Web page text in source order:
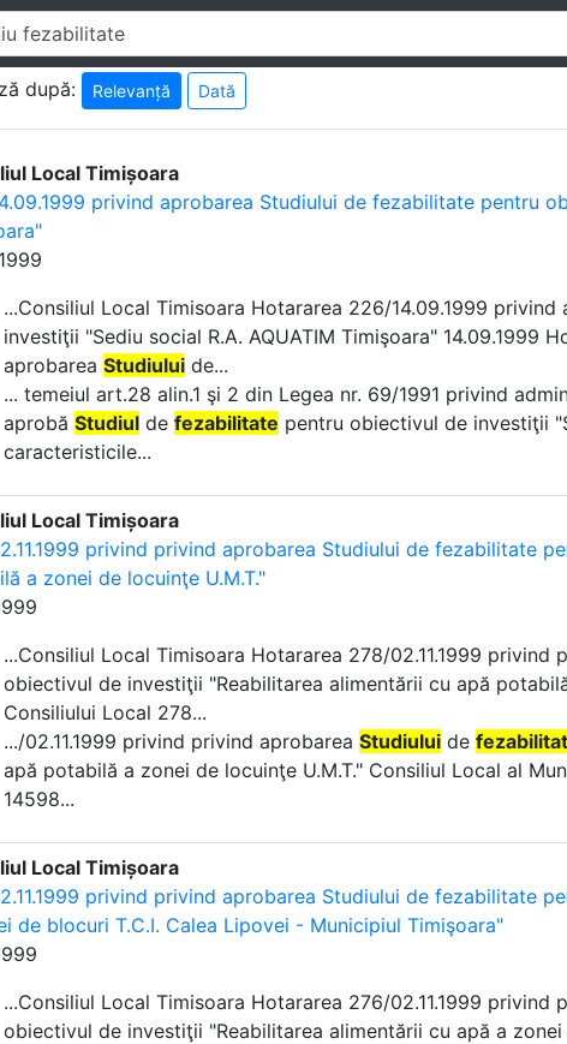
după: Relevanță Dată
Local Timișoara
privind aprobarea Studiului de fezabilitate pentru
...Consiliul Local Timisoara Hotararea 226/14.09.1999 privind
investiţii "Sediu social R.A. AQUATIM Timişoara" 14.09.1999
aprobarea Studiului de...
... temeiul art.28 alin.1 şi 2 din Legea nr. 69/1991 privind
aprobă Studiul de fezabilitate pentru obiectivul de investiţii
caracteristicile...
Local Timișoara
privind privind aprobarea Studiului de fezabilitate
a zonei de locuinţe U.M.T."
...Consiliul Local Timisoara Hotararea 278/02.11.1999 privind
obiectivul de investiţii "Reabilitarea alimentării cu apă
Consiliului Local 278...
.../02.11.1999 privind privind aprobarea Studiului de
apă potabilă a zonei de locuinţe U.M.T." Consiliul Local al
14598...
Local Timișoara
privind privind aprobarea Studiului de fezabilitate
de blocuri T.C.I. Calea Lipovei - Municipiul Timişoara"
...Consiliul Local Timisoara Hotararea 276/02.11.1999 privind
obiectivul de investiţii "Reabilitarea alimentării cu apă a